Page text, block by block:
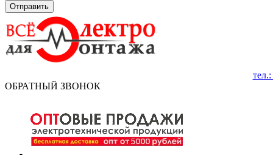
Отправить
тел.:
ОБРАТНЫЙ ЗВОНОК